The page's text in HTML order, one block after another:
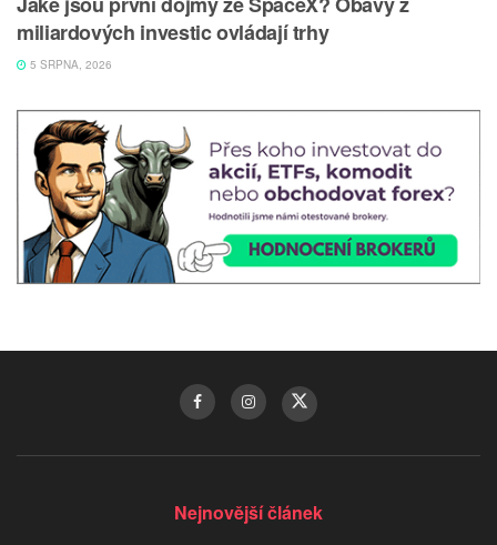
miliardových investic ovládají trhy
5 SRPNA, 2026
Nejnovější článek